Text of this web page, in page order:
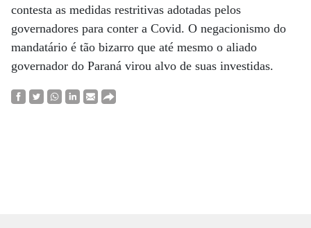
contesta as medidas restritivas adotadas pelos
governadores para conter a Covid. O negacionismo do
mandatário é tão bizarro que até mesmo o aliado
governador do Paraná virou alvo de suas investidas.